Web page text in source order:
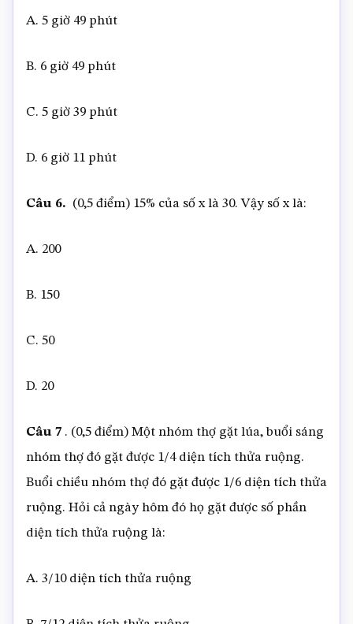
A. 5 giờ 49 phút
B. 6 giờ 49 phút
C. 5 giờ 39 phút
D. 6 giờ 11 phút
Câu 6. (0,5 điểm) 15% của số x là 30. Vậy số x là:
A. 200
B. 150
C. 50
D. 20
Câu 7 . (0,5 điểm) Một nhóm thợ gặt lúa, buổi sáng
nhóm thợ đó gặt được 1/4 diện tích thửa ruộng.
Buổi chiều nhóm thợ đó gặt được 1/6 diện tích thửa
ruộng. Hỏi cả ngày hôm đó họ gặt được số phần
diện tích thửa ruộng là:
A. 3/10 diện tích thửa ruộng